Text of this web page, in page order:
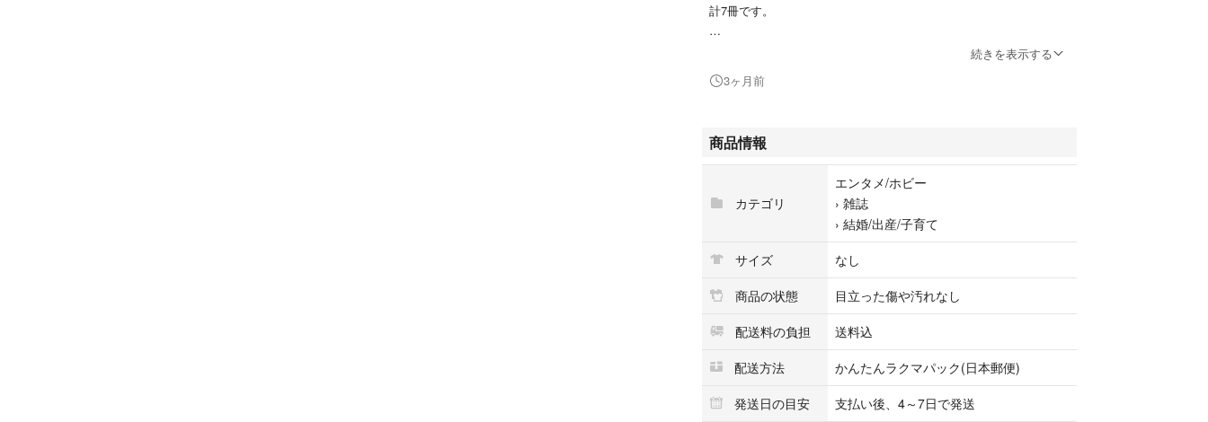
計7冊です。
現在は「赤ちゃんと！」というタイトルに変わっているようですが、
0か月〜1歳お誕生日くらいが対象かと思います。
良かったです。
医師や大学の先生など専門家の方の記事と、楽しめる読み物のバラン
スが良いなぁと思いました。
わが家は赤ちゃん育児が終わってしまいましたが、捨てるのがもった
いないので興味のある方がいらっしゃったらお譲りしたいです。
発送時はまとめてビニール袋をかけ、茶封筒かリサイクルの紙袋でお
送りします。
プチプチはつけませんのでご了承ください。
素人の自宅保管をご理解いただける方にご縁がありましたら幸いで
よろしくお願いいたします。
続きを表示する
3ヶ月前
商品情報
カテゴリ
エンタメ/ホビー
› 雑誌
› 結婚/出産/子育て
サイズ
なし
商品の状態
目立った傷や汚れなし
配送料の負担
送料込
配送方法
かんたんラクマパック(日本郵便)
発送日の目安
支払い後、4～7日で発送